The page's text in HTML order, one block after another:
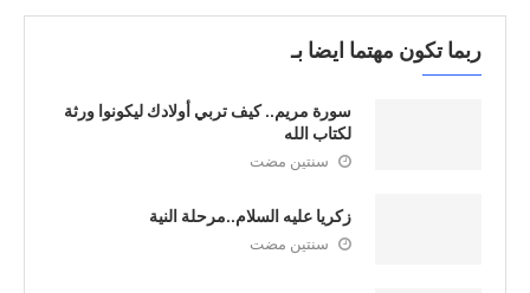
ربما تكون مهتما ايضا بـ
سورة مريم.. كيف تربي أولادك ليكونوا ورثة
لكتاب الله
سنتين مضت
زكريا عليه السلام..مرحلة النية
سنتين مضت